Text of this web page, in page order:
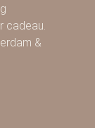
cadeau.
&